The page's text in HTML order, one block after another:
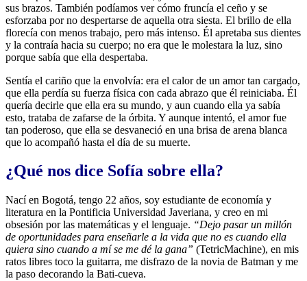
sus brazos. También podíamos ver cómo fruncía el ceño y se
esforzaba por no despertarse de aquella otra siesta. El brillo de ella
florecía con menos trabajo, pero más intenso. Él apretaba sus dientes
y la contraía hacia su cuerpo; no era que le molestara la luz, sino
porque sabía que ella despertaba.
Sentía el cariño que la envolvía: era el calor de un amor tan cargado,
que ella perdía su fuerza física con cada abrazo que él reiniciaba. Él
quería decirle que ella era su mundo, y aun cuando ella ya sabía
esto, trataba de zafarse de la órbita. Y aunque intentó, el amor fue
tan poderoso, que ella se desvaneció en una brisa de arena blanca
que lo acompañó hasta el día de su muerte.
¿Qué nos dice Sofía sobre ella?
Nací en Bogotá, tengo 22 años, soy estudiante de economía y
literatura en la Pontificia Universidad Javeriana, y creo en mi
obsesión por las matemáticas y el lenguaje. “Dejo pasar un millón
de oportunidades para enseñarle a la vida que no es cuando ella
quiera sino cuando a mí se me dé la gana” (TetricMachine), en mis
ratos libres toco la guitarra, me disfrazo de la novia de Batman y me
la paso decorando la Bati-cueva.